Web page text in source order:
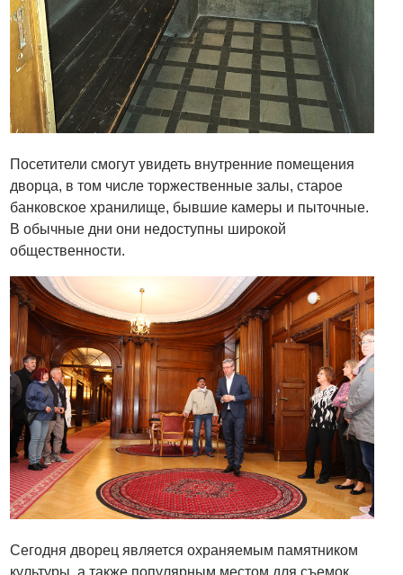
Посетители смогут увидеть внутренние помещения
дворца, в том числе торжественные залы, старое
банковское хранилище, бывшие камеры и пыточные.
В обычные дни они недоступны широкой
общественности.
Сегодня дворец является охраняемым памятником
культуры, а также популярным местом для съемок